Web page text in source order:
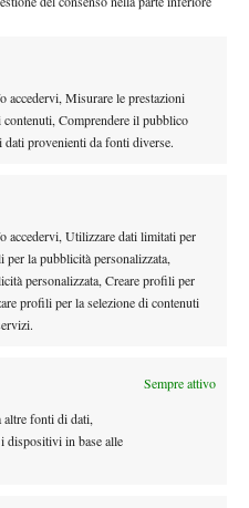
Misurare le prestazioni
Comprendere il pubblico
dati provenienti da fonti diverse.
accedervi, Utilizzare dati limitati per
la pubblicità personalizzata,
personalizzata, Creare profili per
profili per la selezione di contenuti
Sempre attivo
altre fonti di dati,
dispositivi in base alle